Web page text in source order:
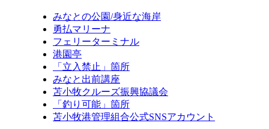
みなとの公園/身近な海岸
勇払マリーナ
フェリーターミナル
港園亭
「立入禁止」箇所
みなと出前講座
苫小牧クルーズ振興協議会
「釣り可能」箇所
苫小牧港管理組合公式SNSアカウント